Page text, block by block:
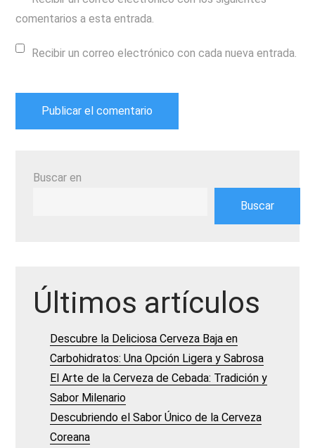
comentarios a esta entrada.
Recibir un correo electrónico con cada nueva entrada.
Buscar en
Buscar
Últimos artículos
Descubre la Deliciosa Cerveza Baja en
Carbohidratos: Una Opción Ligera y Sabrosa
El Arte de la Cerveza de Cebada: Tradición y
Sabor Milenario
Descubriendo el Sabor Único de la Cerveza
Coreana